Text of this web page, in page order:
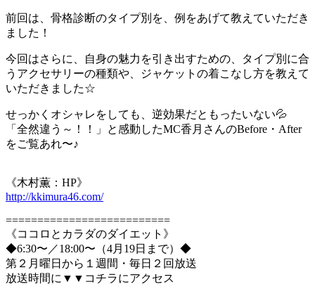
前回は、骨格診断のタイプ別を、例をあげて教えていただき
ました！
今回はさらに、自身の魅力を引き出すための、タイプ別に合
うアクセサリーの種類や、ジャケットの着こなし方を教えて
いただきました☆
せっかくオシャレをしても、逆効果だともったいない💦
「全然違う～！！」と感動したMC香月さんのBefore・After
をご覧あれ〜♪
《木村薫：HP》
http://kkimura46.com/
==========================
《ココロとカラダのダイエット》
◆6:30〜／18:00〜（4月19日まで）◆
第２月曜日から１週間・毎日２回放送
放送時間に▼▼コチラにアクセス